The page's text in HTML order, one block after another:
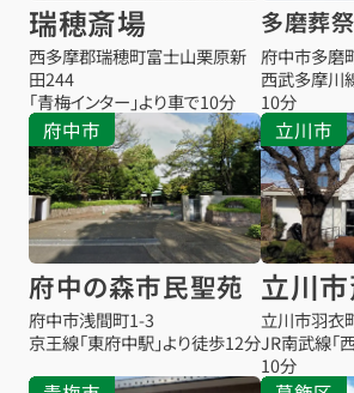
瑞穂斎場
西多摩郡瑞穂町富士山栗原新
田244
「青梅インター」より車で10分
多磨葬
府中市多磨
西武多摩川
10分
府中市
府中の森市民聖苑
府中市浅間町1-3
京王線「東府中駅」より徒歩12分
立川市
立川
立川市羽衣
JR南武線「
10分